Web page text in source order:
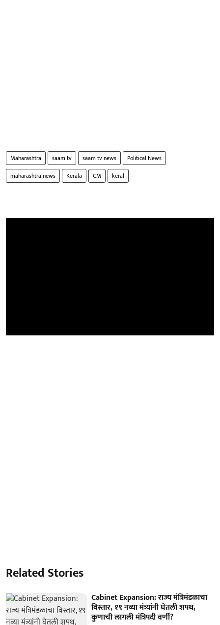
Maharashtra saam tv saam tv news
Political News
maharashtra news
Kerala CM keral
Related Stories
Cabinet Expansion: राज्य मंत्रिमंडळाचा
विस्तार, १९ नव्या मंत्र्यांनी घेतली शपथ,
कुणाची लागली मंत्रिपदी वर्णी?